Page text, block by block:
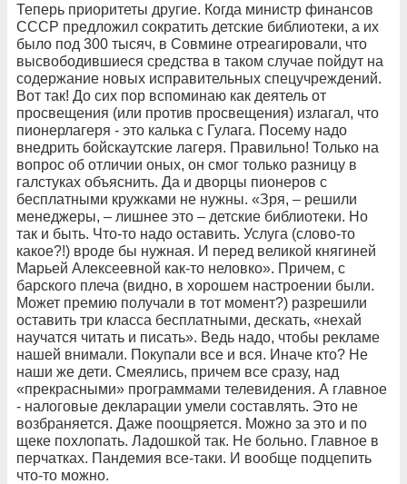
Теперь приоритеты другие. Когда министр финансов
СССР предложил сократить детские библиотеки, а их
было под 300 тысяч, в Совмине отреагировали, что
высвободившиеся средства в таком случае пойдут на
содержание новых исправительных спецучреждений.
Вот так! До сих пор вспоминаю как деятель от
просвещения (или против просвещения) излагал, что
пионерлагеря - это калька с Гулага. Посему надо
внедрить бойскаутские лагеря. Правильно! Только на
вопрос об отличии оных, он смог только разницу в
галстуках объяснить. Да и дворцы пионеров с
бесплатными кружками не нужны. «Зря, – решили
менеджеры, – лишнее это – детские библиотеки. Но
так и быть. Что-то надо оставить. Услуга (слово-то
какое?!) вроде бы нужная. И перед великой княгиней
Марьей Алексеевной как-то неловко». Причем, c
барского плеча (видно, в хорошем настроении были.
Может премию получали в тот момент?) разрешили
оставить три класса бесплатными, дескать, «нехай
научатся читать и писать». Ведь надо, чтобы рекламе
нашей внимали. Покупали все и вся. Иначе кто? Не
наши же дети. Смеялись, причем все сразу, над
«прекрасными» программами телевидения. А главное
- налоговые декларации умели составлять. Это не
возбраняется. Даже поощряется. Можно за это и по
щеке похлопать. Ладошкой так. Не больно. Главное в
перчатках. Пандемия все-таки. И вообще подцепить
что-то можно.